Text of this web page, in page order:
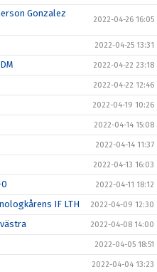
Gonzalez
2022-04-26 16:05
2022-04-25 13:31
2022-04-22 23:18
2022-04-22 12:46
2022-04-19 10:26
2022-04-14 15:08
2022-04-14 11:37
2022-04-13 16:03
2022-04-11 18:12
IF LTH 2022-04-09 12:30
2022-04-08 14:00
2022-04-05 18:51
2022-04-04 13:23